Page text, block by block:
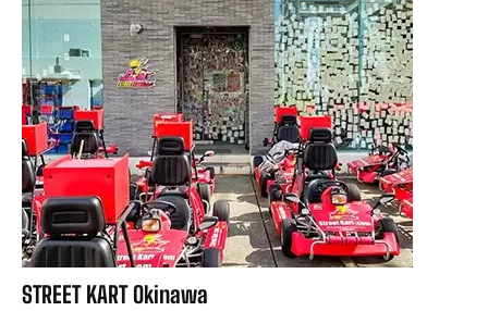
STREET KART Okinawa